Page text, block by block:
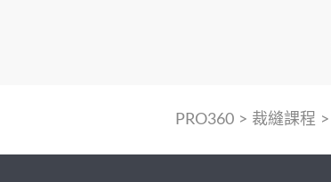
PRO360> 裁縫課程 >